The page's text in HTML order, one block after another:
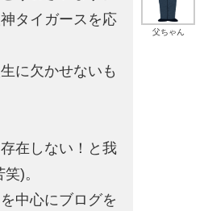
父ちゃん
タイガースを応
に欠かせないも
在しない！と我
)。
中心にブログを